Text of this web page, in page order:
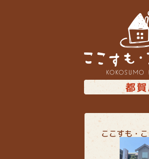
南面バ
上下水
都
ここすも・